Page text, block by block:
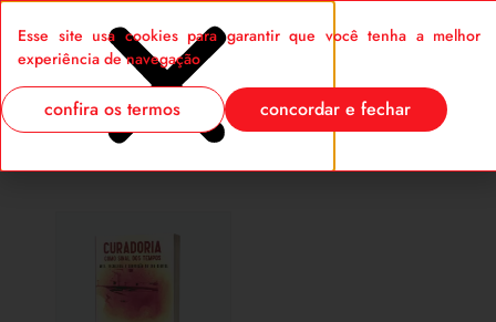
0
Esse site usa cookies para garantir que você tenha a melhor
experiência de navegação
confira os termos concordar e fechar